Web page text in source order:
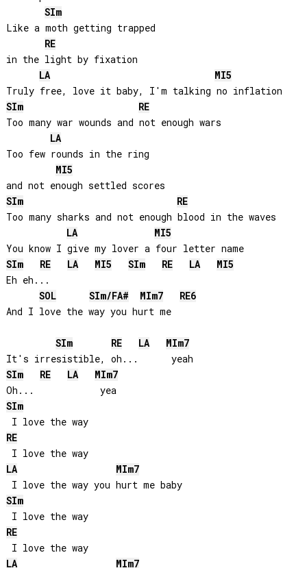
SIm
Like a moth getting trapped
RE
in the light by fixation
LA
MI5
SIm
RE
Too many war wounds and not enough wars
LA
Too few rounds in the ring
MI5
SIm
RE
Too many sharks and not enough blood in the waves
LA
MI5
You know I give my lover a four letter name
SIm RE LA MI5 SIm RE LA MI5
Eh eh...
SOL
SIm/FA# MIm7 RE6
And I love the way you hurt me
SIm RE LA MIm7
SIm RE LA MIm7
Oh...            yea
SIm
I love the way
RE
I love the way
LA
MIm7
I love the way you hurt me baby
SIm
I love the way
RE
I love the way
LA
MIm7